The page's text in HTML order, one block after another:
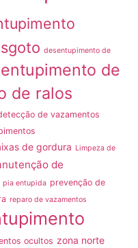
desentupimento de
de
de ralos
de vazamentos
de gordura Limpeza de
de
pia entupida prevenção de
reparo de vazamentos
ocultos zona norte